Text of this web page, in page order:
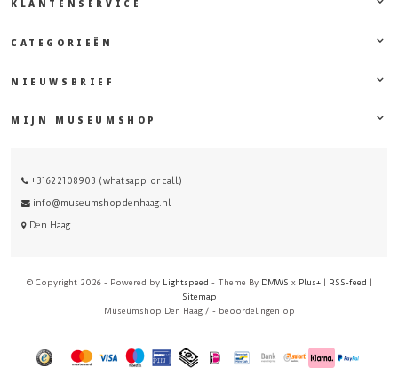
KLANTENSERVICE
CATEGORIEËN
NIEUWSBRIEF
MIJN MUSEUMSHOP
+31622108903 (whatsapp or call)
info@museumshopdenhaag.nl
Den Haag
© Copyright 2026 - Powered by Lightspeed - Theme By DMWS x Plus+| RSS-feed |
Sitemap
Museumshop Den Haag / - beoordelingen op